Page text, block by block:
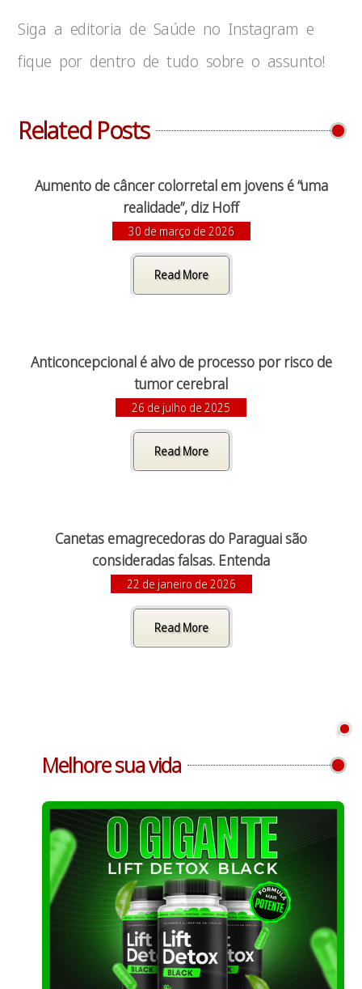
Siga a editoria de Saúde no Instagram e
fique por dentro de tudo sobre o assunto!
Related Posts
Aumento de câncer colorretal em jovens é “uma
realidade”, diz Hoff
30 de março de 2026
Read More
Anticoncepcional é alvo de processo por risco de
tumor cerebral
26 de julho de 2025
Read More
Canetas emagrecedoras do Paraguai são
consideradas falsas. Entenda
22 de janeiro de 2026
Read More
Melhore sua vida